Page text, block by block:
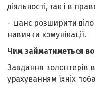
діяльності, так і в
- шанс розширити
навички комунікації.
Чим займатиметься
Завдання волонтерів
урахуванням їхніх